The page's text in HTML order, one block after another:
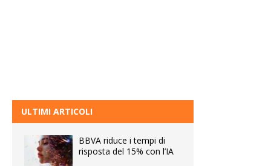
ULTIMI ARTICOLI
BBVA riduce i tempi di
risposta del 15% con l’IA